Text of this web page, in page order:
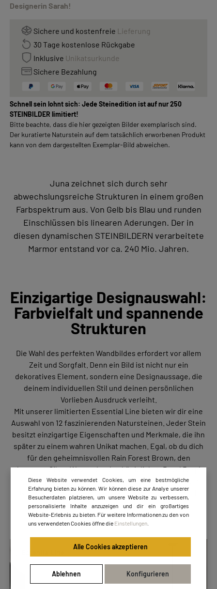
Designerin Sarah!
Sichere und kostenfreie Lieferung
30 Tage kostenlose Rückgabe
Inklusive Unikatsurkunde
Sichere Bezahlung
Schnell sein lohnt sich: Jede Steinedition ist auf nur 250
STEINBILDER limitiert!
Bitte beachte, dass die hier gezeigten Bilder exemplarisch sind.
Der kuratierte Naturstein auf dem tatsächlich erworbenen Produkt
kann von dem dargestellten Exemplar-Bild abweichen.
Juna zeichnet sich durch sehr
abwechslungsreiche Strukturen in einem großen
Farbspektrum aus. Von Gelb bis Blau und runden
Einschlüssen bis linearen Aderungen. Der in
diesen dynamischen STEINBILDERN verarbeitete
Marmor entstand vor ca. 240 Mio. Jahren.
Einzigartige Designauswahl:
Farbvielfalt und spannende
Strukturen
Die Wahl des perfekten Wandbildes erfordert vor allem
Zeit und Sorgfalt. Denn ein Bild ist nicht nur ein
dekoratives Element, sondern eine Designaussage, die
deinem individuellen Stil und deinen persönlichen
Vorlieben Ausdruck verleiht.
Mit unserer limitierten Essential Line bieten wir dir eine
Auswahl von 12 faszinierenden Natursteinen. Jeder Stein
besitzt einzigartige Eigenschaften und Merkmale, die ihn
später zu einem wahren Unikat machen. Egal, ob du dich
für den geheimnisvollen Rain Forest Brown, den
eleganten Silver Wave oder den königlichen Royal Purple
entscheidest – wir sind sicher, dass du den passenden
Naturstein findest, der perfekt zu dir und deinem Stil
passt.
Diese Website verwendet Cookies, um eine bestmögliche
Erfahrung bieten zu können. Wir können diese zur Analye unserer
Besucherdaten platzieren, um unsere Website zu verbessern,
personalisierte Inhalte anzuzeigen und dir ein großartiges
Website-Erlebnis zu bieten. Für weitere Informationen zu den von
uns verwendeten Cookies öffne die Einstellungen
Alle Cookies akzeptieren
Ablehnen Konfigurieren